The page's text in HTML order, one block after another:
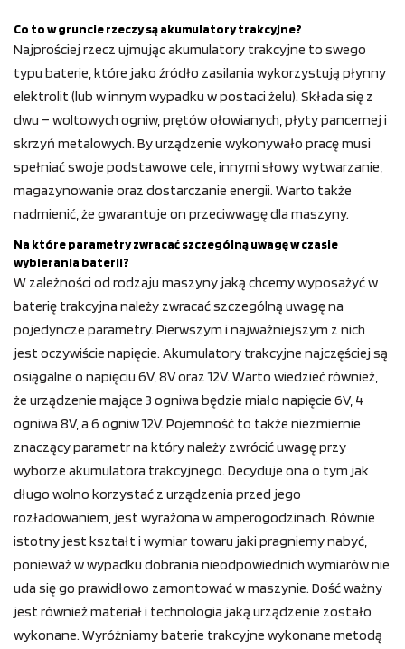
Co to w gruncie rzeczy są akumulatory trakcyjne?
Najprościej rzecz ujmując akumulatory trakcyjne to swego
typu baterie, które jako źródło zasilania wykorzystują płynny
elektrolit (lub w innym wypadku w postaci żelu). Składa się z
dwu – woltowych ogniw, prętów ołowianych, płyty pancernej i
skrzyń metalowych. By urządzenie wykonywało pracę musi
spełniać swoje podstawowe cele, innymi słowy wytwarzanie,
magazynowanie oraz dostarczanie energii. Warto także
nadmienić, że gwarantuje on przeciwwagę dla maszyny.
Na które parametry zwracać szczególną uwagę w czasie
wybierania baterii?
W zależności od rodzaju maszyny jaką chcemy wyposażyć w
baterię trakcyjna należy zwracać szczególną uwagę na
pojedyncze parametry. Pierwszym i najważniejszym z nich
jest oczywiście napięcie. Akumulatory trakcyjne najczęściej są
osiągalne o napięciu 6V, 8V oraz 12V. Warto wiedzieć również,
że urządzenie mające 3 ogniwa będzie miało napięcie 6V, 4
ogniwa 8V, a 6 ogniw 12V. Pojemność to także niezmiernie
znaczący parametr na który należy zwrócić uwagę przy
wyborze akumulatora trakcyjnego. Decyduje ona o tym jak
długo wolno korzystać z urządzenia przed jego
rozładowaniem, jest wyrażona w amperogodzinach. Równie
istotny jest kształt i wymiar towaru jaki pragniemy nabyć,
ponieważ w wypadku dobrania nieodpowiednich wymiarów nie
uda się go prawidłowo zamontować w maszynie. Dość ważny
jest również materiał i technologia jaką urządzenie zostało
wykonane. Wyróżniamy baterie trakcyjne wykonane metodą